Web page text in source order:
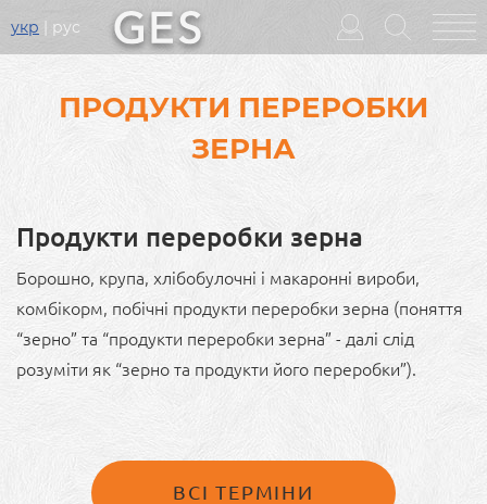
укр рус
Головне
меню
ПРОДУКТИ ПЕРЕРОБКИ
ЗЕРНА
Продукти переробки зерна
Борошно, крупа, хлібобулочні і макаронні вироби,
комбікорм, побічні продукти переробки зерна (поняття
“зерно” та “продукти переробки зерна” - далі слід
розуміти як “зерно та продукти його переробки”).
ВСІ ТЕРМІНИ